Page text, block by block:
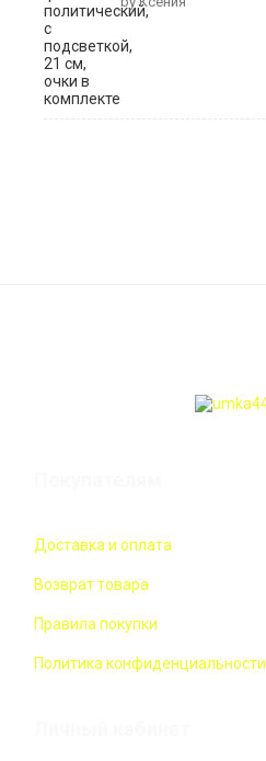
Доставка и оплата
Возврат товара
Правила покупки
Политика конфиденциальности